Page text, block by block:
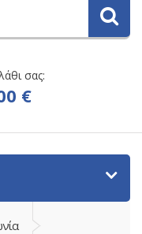
σας:
€